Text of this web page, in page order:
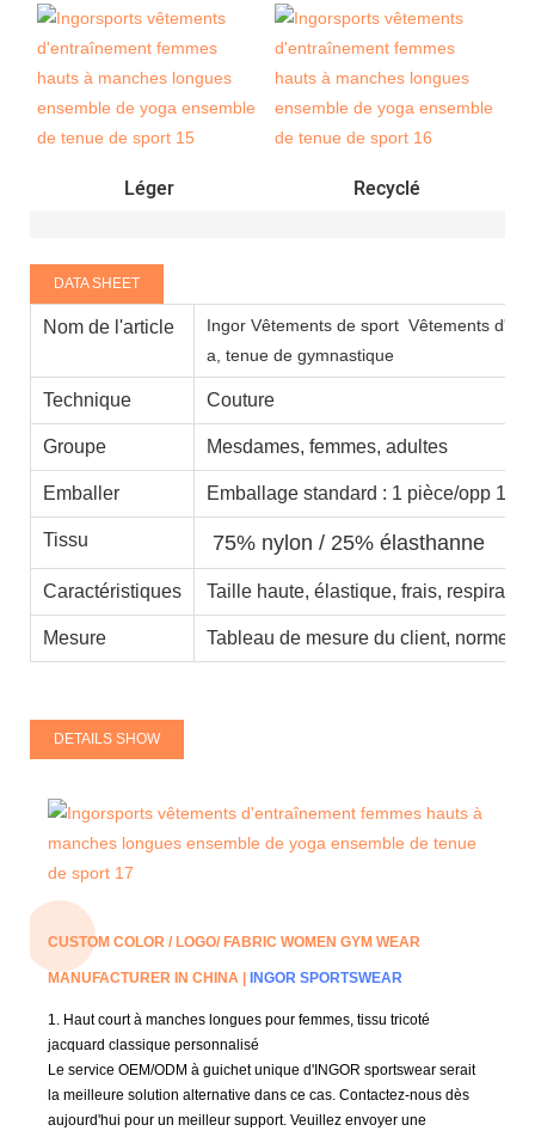
Léger Recyclé
DATA SHEET
Nom de l'article Ingor Vêtements de sport Vêtements
a, tenue de gymnastique
Technique Couture
Groupe Mesdames, femmes, adultes
Emballer Emballage standard : 1 pièce/opp 100
Tissu 75% nylon / 25% élasthanne
Caractéristiques Taille haute, élastique, frais,
Mesure Tableau de mesure du client, normes
DETAILS SHOW
CUSTOM COLOR / LOGO/ FABRIC WOMEN GYM WEAR
MANUFACTURER IN CHINA | INGOR SPORTSWEAR
1. Haut court à manches longues pour femmes, tissu tricoté
jacquard classique personnalisé
Le service OEM/ODM à guichet unique d'INGOR sportswear serait
la meilleure solution alternative dans ce cas. Contactez-nous dès
aujourd'hui pour un meilleur support. Veuillez envoyer une